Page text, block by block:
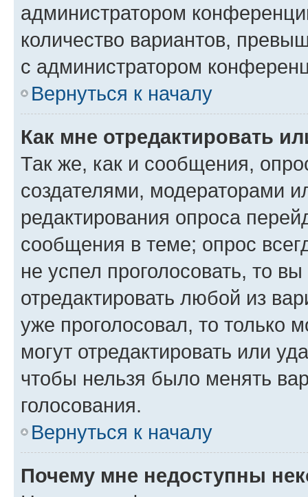
администратором
количество вариантов,
с администратором
Вернуться к началу
Как мне отредактировать
Так же, как и сообщения,
создателями, модераторами
редактирования опроса
сообщения в теме; опрос
не успел проголосовать, то
отредактировать любой из
уже проголосовал, то только
могут отредактировать или
чтобы нельзя было менять
голосования.
Вернуться к началу
Почему мне недоступны